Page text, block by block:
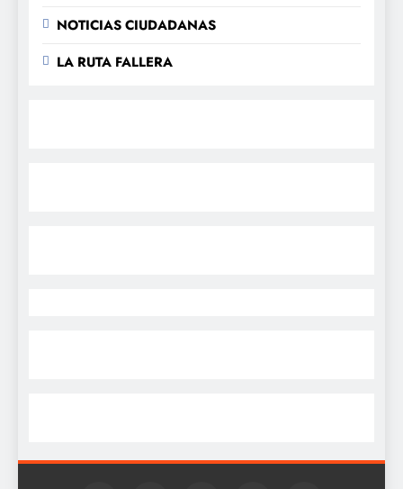
NOTICIAS CIUDADANAS
LA RUTA FALLERA